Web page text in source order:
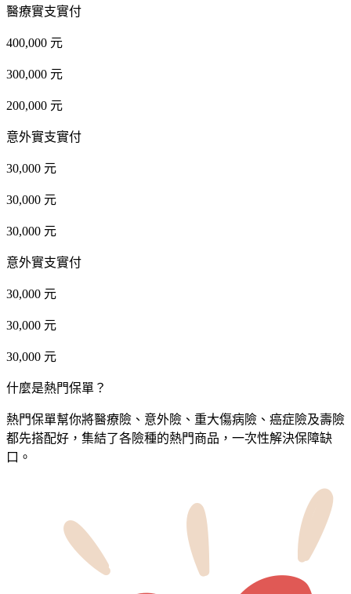
醫療實支實付
400,000 元
300,000 元
200,000 元
意外實支實付
30,000 元
30,000 元
30,000 元
意外實支實付
30,000 元
30,000 元
30,000 元
什麼是熱門保單？
熱門保單幫你將醫療險、意外險、重大傷病險、癌症險及壽險
都先搭配好，集結了各險種的熱門商品，一次性解決保障缺
口。